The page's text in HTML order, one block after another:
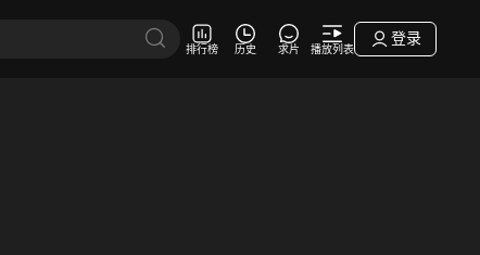
排行榜 历史 求片 播放列表
登录